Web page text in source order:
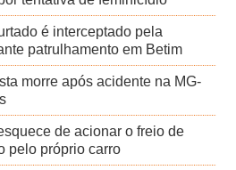
é interceptado pela
patrulhamento em Betim
morre após acidente na MG-
de acionar o freio de
pelo próprio carro